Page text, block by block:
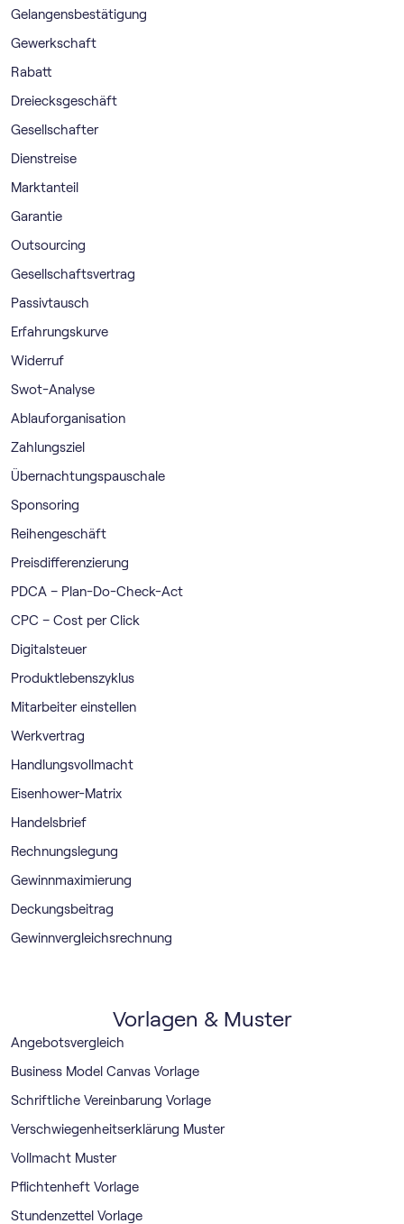
Gelangensbestätigung
Gewerkschaft
Rabatt
Dreiecksgeschäft
Gesellschafter
Dienstreise
Marktanteil
Garantie
Outsourcing
Gesellschaftsvertrag
Passivtausch
Erfahrungskurve
Widerruf
Swot-Analyse
Ablauforganisation
Zahlungsziel
Übernachtungspauschale
Sponsoring
Reihengeschäft
Preisdifferenzierung
PDCA – Plan-Do-Check-Act
CPC – Cost per Click
Digitalsteuer
Produktlebenszyklus
Mitarbeiter einstellen
Werkvertrag
Handlungsvollmacht
Eisenhower-Matrix
Handelsbrief
Rechnungslegung
Gewinnmaximierung
Deckungsbeitrag
Gewinnvergleichsrechnung
Vorlagen & Muster
Angebotsvergleich
Business Model Canvas Vorlage
Schriftliche Vereinbarung Vorlage
Verschwiegenheitserklärung Muster
Vollmacht Muster
Pflichtenheft Vorlage
Stundenzettel Vorlage